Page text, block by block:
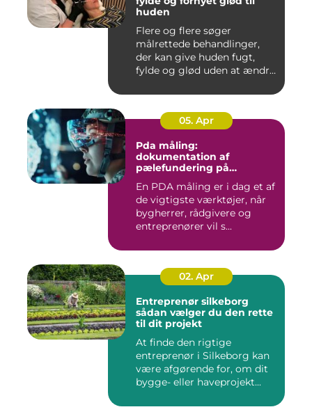
huden
Flere og flere søger
målrettede behandlinger,
der kan give huden fugt,
fylde og glød uden at ændre
05. Apr
Pda måling:
dokumentation af
pælefundering på
En PDA måling er i dag et af
de vigtigste værktøjer, når
bygherrer, rådgivere og
entreprenører vil s...
02. Apr
Entreprenør silkeborg
sådan vælger du den rette
til dit projekt
At finde den rigtige
entreprenør i Silkeborg kan
være afgørende for, om dit
bygge- eller haveprojekt...